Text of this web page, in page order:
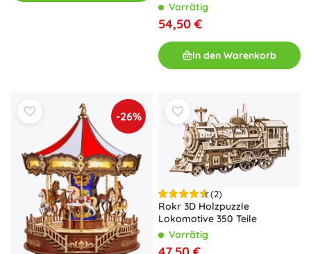
Vorrätig
54,50 €
In den Warenkorb
-26%
(2)
Rokr 3D Holzpuzzle
Lokomotive 350 Teile
Vorrätig